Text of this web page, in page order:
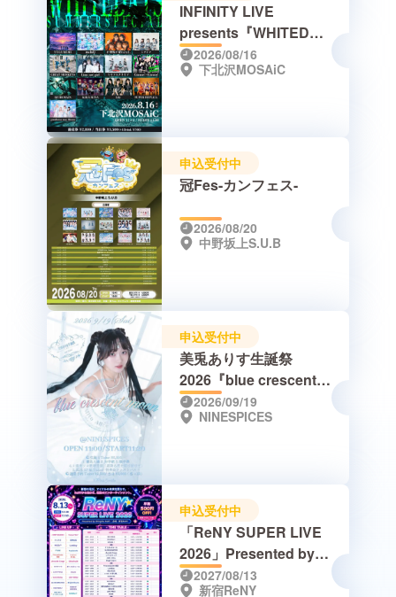
INFINITY LIVE
presents『WHITEDAY
S - SUMMER SPECIAL
- 』
2026/08/16
下北沢MOSAiC
申込受付中
冠Fes-カンフェス-
2026/08/20
中野坂上S.U.B
申込受付中
美兎ありす生誕祭
2026『blue crescent
moon』
2026/09/19
NINESPICES
申込受付中
「ReNY SUPER LIVE
2026」Presented by
Shinjuku ReNY
2027/08/13
新宿ReNY